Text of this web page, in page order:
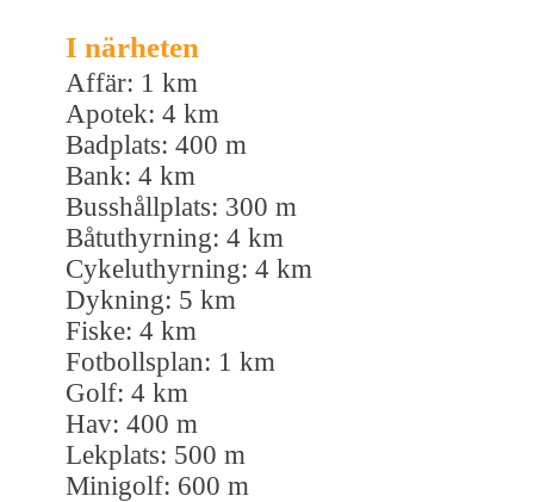
I närheten
Affär: 1 km
Apotek: 4 km
Badplats: 400 m
Bank: 4 km
Busshållplats: 300 m
Båtuthyrning: 4 km
Cykeluthyrning: 4 km
Dykning: 5 km
Fiske: 4 km
Fotbollsplan: 1 km
Golf: 4 km
Hav: 400 m
Lekplats: 500 m
Minigolf: 600 m